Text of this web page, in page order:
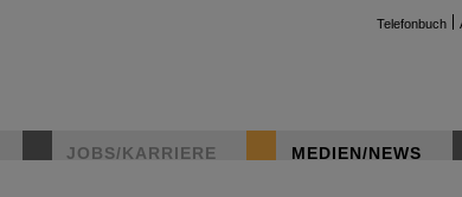
Telefonbuch
JOBS/KARRIERE MEDIEN/NEWS